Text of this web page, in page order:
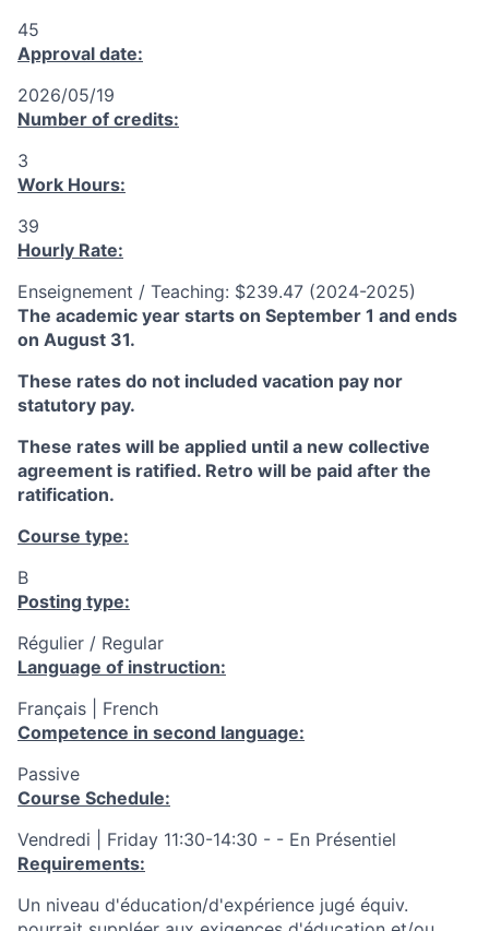
45
Approval date:
2026/05/19
Number of credits:
3
Work Hours:
39
Hourly Rate:
Enseignement / Teaching: $239.47 (2024-2025)
The academic year starts on September 1 and ends
on August 31.
These rates do not included vacation pay nor
statutory pay.
These rates will be applied until a new collective
agreement is ratified. Retro will be paid after the
ratification.
Course type:
B
Posting type:
Régulier / Regular
Language of instruction:
Français | French
Competence in second language:
Passive
Course Schedule:
Vendredi | Friday 11:30-14:30 - - En Présentiel
Requirements:
Un niveau d'éducation/d'expérience jugé équiv.